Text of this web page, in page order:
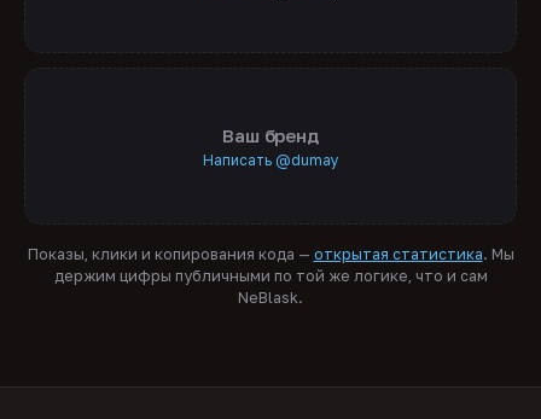
Ваш бренд
Написать @dumay
Показы, клики и копирования кода — открытая статистика. Мы
держим цифры публичными по той же логике, что и сам
NeBlask.